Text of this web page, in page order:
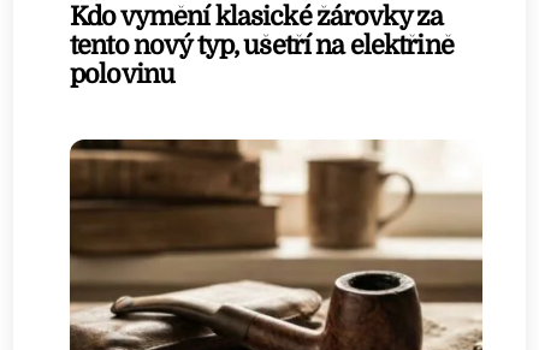
Kdo vymění klasické žárovky za
tento nový typ, ušetří na elektřině
polovinu